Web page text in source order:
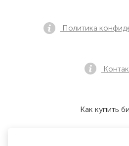
Политика
Как купить